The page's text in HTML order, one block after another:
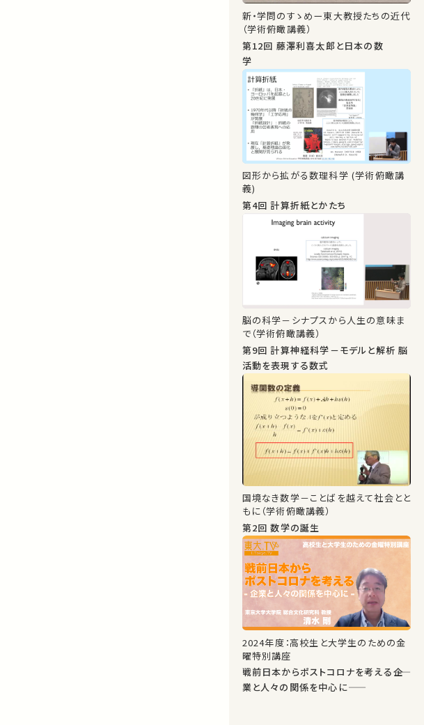
新・学問のすゝめー東大教授たちの近代
（学術俯瞰講義）
第12回 藤澤利喜太郎と日本の数
学
図形から拡がる数理科学 (学術俯瞰講
義)
第4回 計算折紙とかたち
脳の科学－シナプスから人生の意味ま
で（学術俯瞰講義）
第9回 計算神経科学－モデルと解析 脳
活動を表現する数式
国境なき数学－ことばを越えて社会とと
もに（学術俯瞰講義）
第2回 数学の誕生
2024年度：高校生と大学生のための金
曜特別講座
戦前日本からポストコロナを考える――企
業と人々の関係を中心に――